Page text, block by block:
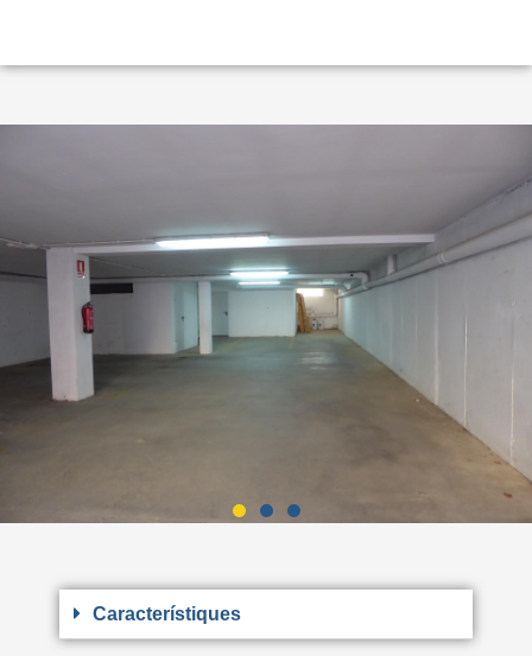
Característiques